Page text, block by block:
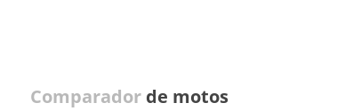
Comparador de motos